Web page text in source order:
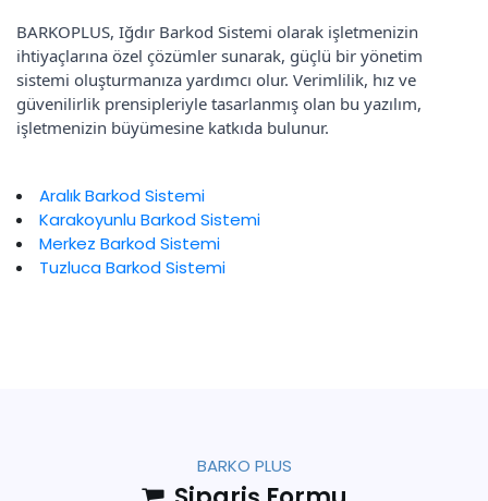
BARKOPLUS, Iğdır Barkod Sistemi olarak işletmenizin
ihtiyaçlarına özel çözümler sunarak, güçlü bir yönetim
sistemi oluşturmanıza yardımcı olur. Verimlilik, hız ve
güvenilirlik prensipleriyle tasarlanmış olan bu yazılım,
işletmenizin büyümesine katkıda bulunur.
Aralık Barkod Sistemi
Karakoyunlu Barkod Sistemi
Merkez Barkod Sistemi
Tuzluca Barkod Sistemi
BARKO PLUS